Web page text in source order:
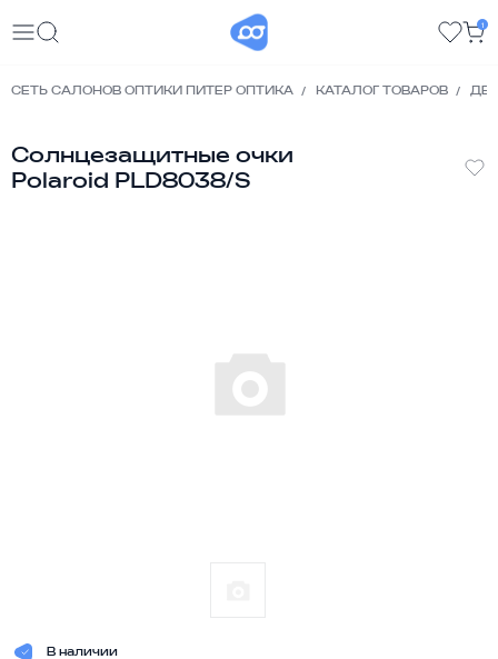
1
СЕТЬ САЛОНОВ ОПТИКИ ПИТЕР ОПТИКА КАТАЛОГ ТОВАРОВ
Солнцезащитные очки
Polaroid PLD8038/S
В наличии